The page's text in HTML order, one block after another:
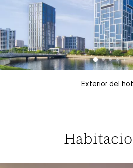
Exterior del